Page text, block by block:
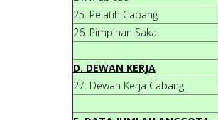
25. Pelatih Cabang
26. Pimpinan Saka
D. DEWAN KERJA
27. Dewan Kerja Cabang